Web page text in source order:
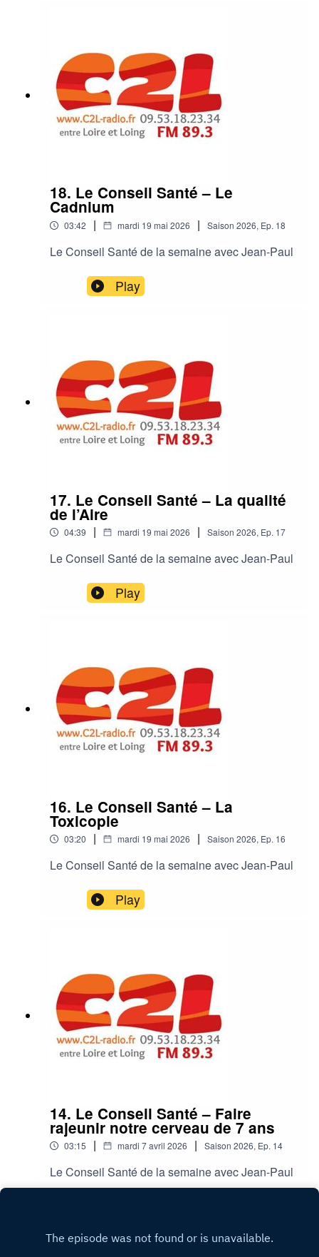
18. Le Conseil Santé – Le
Cadnium
03:42 | mardi 19 mai 2026 | Saison 2026, Ep. 18
Le Conseil Santé de la semaine avec Jean-Paul
Play
17. Le Conseil Santé – La qualité
de l’Aire
04:39 | mardi 19 mai 2026 | Saison 2026, Ep. 17
Le Conseil Santé de la semaine avec Jean-Paul
Play
16. Le Conseil Santé – La
Toxicopie
03:20 | mardi 19 mai 2026 | Saison 2026, Ep. 16
Le Conseil Santé de la semaine avec Jean-Paul
Play
14. Le Conseil Santé – Faire
rajeunir notre cerveau de 7 ans
03:15 | mardi 7 avril 2026 | Saison 2026, Ep. 14
Le Conseil Santé de la semaine avec Jean-Paul